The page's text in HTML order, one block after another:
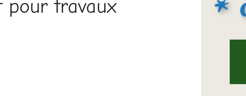
pour travaux